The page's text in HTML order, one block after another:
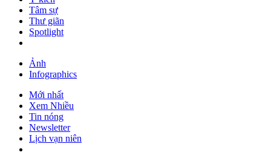
Tâm sự
Thư giãn
Spotlight
Ảnh
Infographics
Mới nhất
Xem Nhiều
Tin nóng
Newsletter
Lịch vạn niên